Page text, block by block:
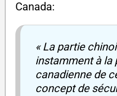
Canada:
« La partie
instamment à la
canadienne de
concept de